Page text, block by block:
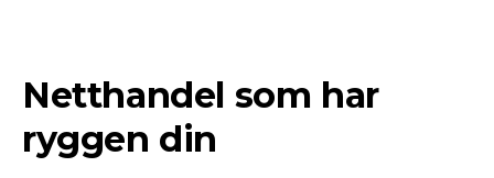
Netthandel som har
ryggen din